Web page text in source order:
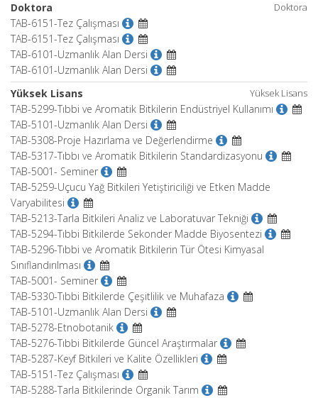
Doktora
Doktora
TAB-6151-Tez Çalışması
TAB-6151-Tez Çalışması
TAB-6101-Uzmanlık Alan Dersi
TAB-6101-Uzmanlık Alan Dersi
Yüksek Lisans
Yüksek Lisans
TAB-5299-Tıbbi ve Aromatik Bitkilerin Endüstriyel Kullanımı
TAB-5101-Uzmanlık Alan Dersi
TAB-5308-Proje Hazırlama ve Değerlendirme
TAB-5317-Tıbbı ve Aromatik Bitkilerin Standardizasyonu
TAB-5001- Seminer
TAB-5259-Uçucu Yağ Bitkileri Yetiştiriciliği ve Etken Madde
Varyabilitesi
TAB-5213-Tarla Bitkileri Analiz ve Laboratuvar Tekniği
TAB-5294-Tıbbi Bitkilerde Sekonder Madde Biyosentezi
TAB-5296-Tıbbi ve Aromatik Bitkilerin Tür Ötesi Kimyasal
Sınıflandırılması
TAB-5001- Seminer
TAB-5330-Tıbbi Bitkilerde Çeşitlilik ve Muhafaza
TAB-5101-Uzmanlık Alan Dersi
TAB-5278-Etnobotanik
TAB-5276-Tıbbi Bitkilerde Güncel Araştırmalar
TAB-5287-Keyf Bitkileri ve Kalite Özellikleri
TAB-5151-Tez Çalışması
TAB-5288-Tarla Bitkilerinde Organik Tarım